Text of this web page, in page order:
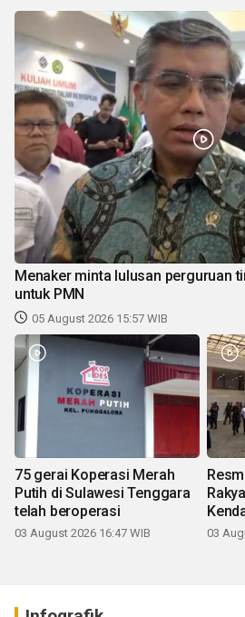
Menaker minta lulusan perguruan
untuk PMN
05 August 2026 15:57 WIB
75 gerai Koperasi Merah
Putih di Sulawesi Tenggara
telah beroperasi
03 August 2026 16:47 WIB 03